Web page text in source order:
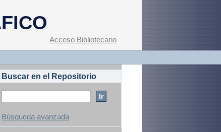
Acceso Bibliotecario
Buscar en el Repositorio
Búsqueda avanzada